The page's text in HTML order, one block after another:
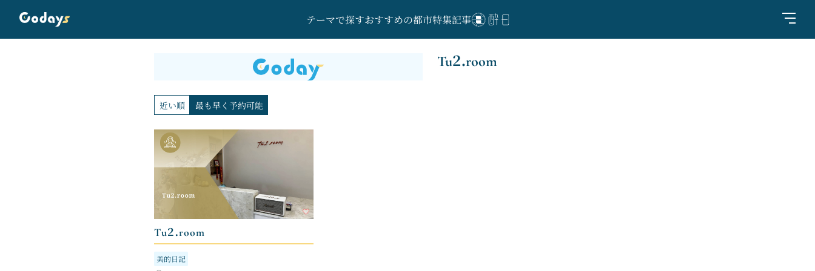
テーマで探すおすすめの都市特集記事
Tu2.room
近い順 最も早く予約可能
Tu2.room
美的日記